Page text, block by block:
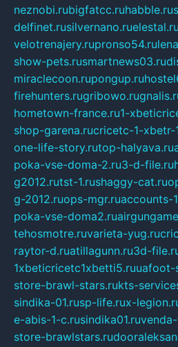
neznobi.rubigfatcc.ruhabble.ru
delfinet.rusilvernano.ruelestal.ru
velotrenajery.rupronso54.ru
show-pets.rusmartnews03.ru
miraclecoon.rupongup.ru
firehunters.rugribowo.ru
hometown-france.ru1-
shop-garena.rucricetc-1-xbetr-
one-life-story.rutop-halyava.ru
poka-vse-doma-2.ru3-d-file.ru
g2012.rutst-1.rushaggy-cat.ru
g-2012.ruops-mgr.ruaccounts-
poka-vse-doma2.ru
tehosmotre.ruvarieta-yug.ru
raytor-d.ruatillagunn.ru3d-
1xbeticricetc1xbetti5.ruuafoot-
store-brawl-stars.rukts-
sindika-01.rusp-life.rux-
e-abis-1-c.rusindika01.ru
store-brawlstars.ru